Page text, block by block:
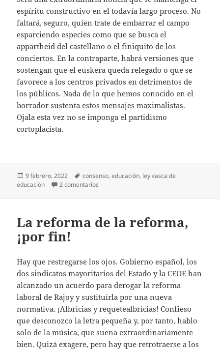
espíritu constructivo en el todavía largo proceso. No
faltará, seguro, quien trate de embarrar el campo
esparciendo especies como que se busca el
appartheid del castellano o el finiquito de los
conciertos. En la contraparte, habrá versiones que
sostengan que el euskera queda relegado o que se
favorece a los centros privados en detrimentos de
los públicos. Nada de lo que hemos conocido en el
borrador sustenta estos mensajes maximalistas.
Ojala esta vez no se imponga el partidismo
cortoplacista.
Publicado
el
9 febrero, 2022 Etiquetas
consenso,educación, ley vasca de
educación
2 comentarios
La reforma de la reforma,
¡por fin!
Hay que restregarse los ojos. Gobierno español, los
dos sindicatos mayoritarios del Estado y la CEOE han
alcanzado un acuerdo para derogar la reforma
laboral de Rajoy y sustituirla por una nueva
normativa. ¡Albricias y requetealbricias! Confieso
que desconozco la letra pequeña y, por tanto, hablo
solo de la música, que suena extraordinariamente
bien. Quizá exagere, pero hay que retrotraerse a los